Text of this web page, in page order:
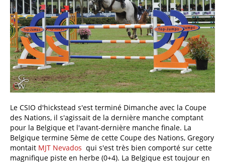
Le CSIO d'hickstead s'est terminé Dimanche avec la Coupe
des Nations, il s'agissait de la dernière manche comptant
pour la Belgique et l'avant-dernière manche finale. La
Belgique termine 5ème de cette Coupe des Nations, Gregory
montait MJT Nevados qui s'est très bien comporté sur cette
magnifique piste en herbe (0+4). La Belgique est toujour en